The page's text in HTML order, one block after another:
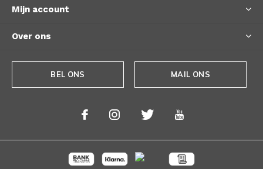
Mijn account
Over ons
BEL ONS MAIL ONS